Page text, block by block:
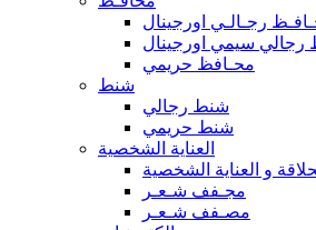
رجـالـي اورجينال
رجالي سيمي اورجينال
محـافظ حريمي
شنط
شنط رجالي
شنط حريمي
العناية الشخصية
و العناية الشخصية
مجـفف شـعـر
مصـفف شـعـر